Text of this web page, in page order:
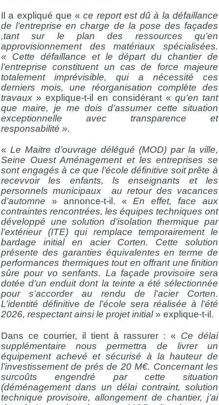
Il a expliqué que «ce report est dû à la défaillance
de l’entreprise en charge de la pose des façades
,tant sur le plan des ressources qu’en
approvisionnement des matériaux spécialisées.
« Cette défaillance et le départ du chantier de
l’entreprise constituent un cas de force majeure
totalement imprévisible, qui a nécessité ces
derniers mois, une réorganisation complète des
travaux » explique-t-il en considérant « qu’en tant
que maire, je me dois d’assumer cette situation
exceptionnelle avec transparence et
responsabilité ».
« Le Maitre d’ouvrage délégué (MOD) par la ville,
Seine Ouest Aménagement et les entreprises se
sont engagés à ce que l’école définitive soit prête à
recevvoir les enfants, ls enseignants et les
personnels municipaux au retour des vacances
d’automne » annonce-t-il. «En effet, face aux
contraintes rencontrées, les équipes techniques ont
développé une solution d’isolation thermique par
l’extérieur (ITE) qui remplace temporairement le
bardage initial en acier Corten. Cette solution
présente des garanties équivalentes en terme de
performances thermiques tout en offrant une finition
sûre pour vo senfants. La façade provisoire sera
dotée d’un enduit dont la teinte a été sélectionnée
pour s’accorder au rendu de l’acier Corten.
L’identité définitive de l’école sera réalisée à l’été
2026, respectant ainsi le projet initial» explique-t-il.
Dans ce courrier, il tient à rassurer : « Ce délai
supplémentaire nous permettra de livrer un
équipement achevé et sécurisé à la hauteur de
l’investissement de prés de 20 M€. Concernant les
surcoûts engendré par cette situation
(déménagement dans un délai contraint, solution
technique provisoire, allongement de chantier, j’ai